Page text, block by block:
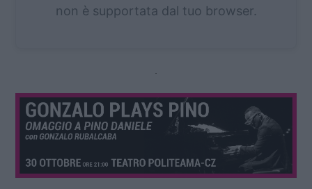
non è supportata dal tuo browser.